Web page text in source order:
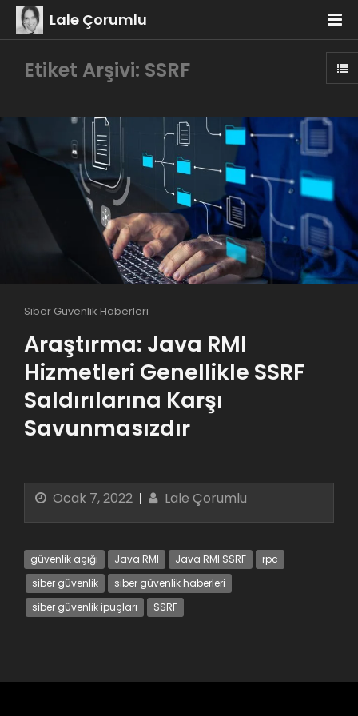
Lale Çorumlu
Etiket Arşivi: SSRF
Siber Güvenlik Haberleri
Araştırma: Java RMI
Hizmetleri Genellikle SSRF
Saldırılarına Karşı
Savunmasızdır
Ocak 7, 2022 Lale Çorumlu
güvenlik açığı Java RMI Java RMI SSRF
rpc
siber güvenlik
siber güvenlik haberleri
siber güvenlik ipuçları
SSRF